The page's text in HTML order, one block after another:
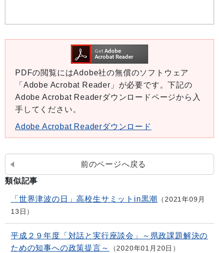
PDFの閲覧にはAdobe社の無償のソフトウェア
「Adobe Acrobat Reader」が必要です。下記の
Adobe Acrobat Readerダウンロードページから入
手してください。
Adobe Acrobat Readerダウンロード
前のページへ戻る
類似記事
「世界津波の日」高校生サミットin黒潮
2021年09月
13日
平成２９年度「対話と実行座談会」～県政課題解決の
ための知事への政策提言～
2020年01月20日